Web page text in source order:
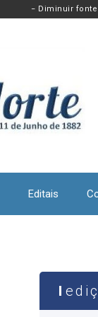
− Diminuir fonte
Editais